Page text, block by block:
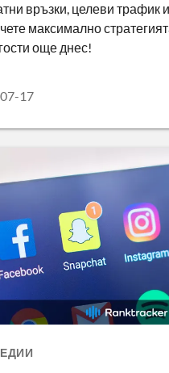
връзки, целеви трафик
максимално
още днес!
17